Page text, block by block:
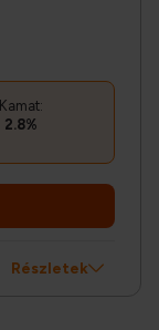
Kamat:
2.8%
Részletek